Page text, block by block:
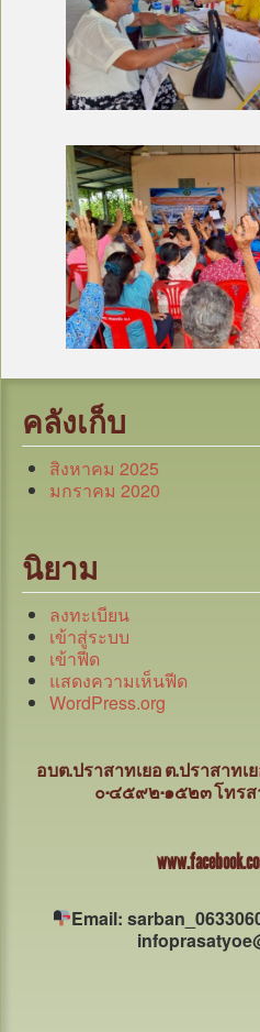
คลังเก็บ
สิงหาคม 2025
มกราคม 2020
นิยาม
ลงทะเบียน
เข้าสู่ระบบ
เข้าฟีด
แสดงความเห็นฟีด
WordPress.org
อบต.ปราสาทเยอ ต.ปราสาทเ
๐-๔๕๙๒-๑๕๒๓ โทร
Email: